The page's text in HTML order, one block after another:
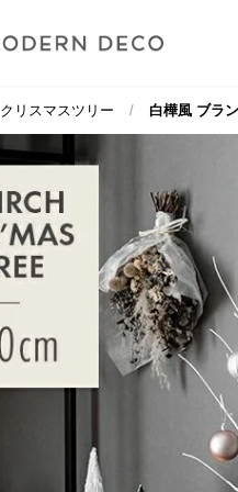
クリスマスツリー 白樺風 ブラ